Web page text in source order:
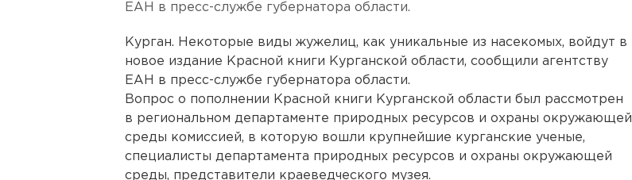
ЕАН в пресс-службе губернатора области.
Курган. Некоторые виды жужелиц, как уникальные из насекомых, войдут в
новое издание Красной книги Курганской области, сообщили агентству
ЕАН в пресс-службе губернатора области.
Вопрос о пополнении Красной книги Курганской области был рассмотрен
в региональном департаменте природных ресурсов и охраны окружающей
среды комиссией, в которую вошли крупнейшие курганские ученые,
специалисты департамента природных ресурсов и охраны окружающей
среды, представители краеведческого музея.